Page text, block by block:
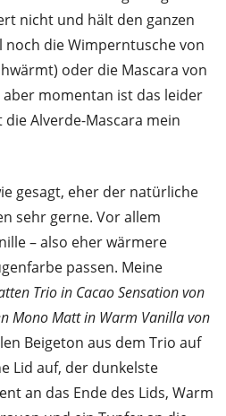
nicht und hält den ganzen
noch die Wimperntusche von
oder die Mascara von
momentan ist das leider
Alverde-Mascara mein
gesagt, eher der natürliche
sehr gerne. Vor allem
– also eher wärmere
passen. Meine
Trio in Cacao Sensation von
Mono Matt in Warm Vanilla von
Beigeton aus dem Trio auf
Lid auf, der dunkelste
an das Ende des Lids, Warm